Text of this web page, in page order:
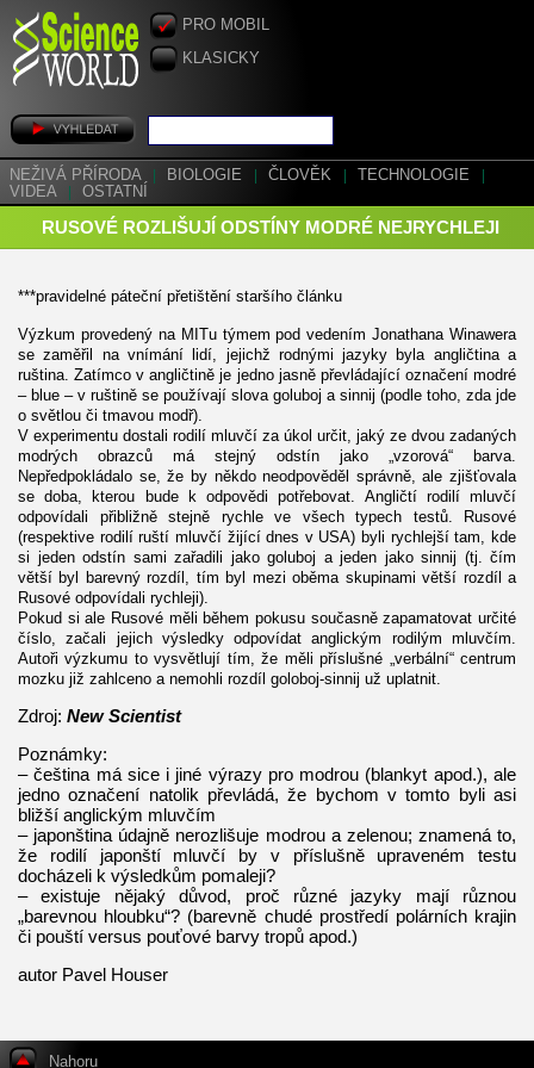
PRO MOBIL
KLASICKY
NEŽIVÁ PŘÍRODA BIOLOGIE ČLOVĚK TECHNOLOGIE
VIDEA
OSTATNÍ
RUSOVÉ ROZLIŠUJÍ ODSTÍNY MODRÉ NEJRYCHLEJI
***pravidelné páteční přetištění staršího článku
Výzkum provedený na MITu týmem pod vedením Jonathana Winawera
se zaměřil na vnímání lidí, jejichž rodnými jazyky byla angličtina a
ruština. Zatímco v angličtině je jedno jasně převládající označení modré
– blue – v ruštině se používají slova goluboj a sinnij (podle toho, zda jde
o světlou či tmavou modř).
V experimentu dostali rodilí mluvčí za úkol určit, jaký ze dvou zadaných
modrých obrazců má stejný odstín jako „vzorová“ barva.
Nepředpokládalo se, že by někdo neodpověděl správně, ale zjišťovala
se doba, kterou bude k odpovědi potřebovat. Angličtí rodilí mluvčí
odpovídali přibližně stejně rychle ve všech typech testů. Rusové
(respektive rodilí ruští mluvčí žijící dnes v USA) byli rychlejší tam, kde
si jeden odstín sami zařadili jako goluboj a jeden jako sinnij (tj. čím
větší byl barevný rozdíl, tím byl mezi oběma skupinami větší rozdíl a
Rusové odpovídali rychleji).
Pokud si ale Rusové měli během pokusu současně zapamatovat určité
číslo, začali jejich výsledky odpovídat anglickým rodilým mluvčím.
Autoři výzkumu to vysvětlují tím, že měli příslušné „verbální“ centrum
mozku již zahlceno a nemohli rozdíl goloboj-sinnij už uplatnit.
Zdroj: New Scientist
Poznámky:
– čeština má sice i jiné výrazy pro modrou (blankyt apod.), ale
jedno označení natolik převládá, že bychom v tomto byli asi
bližší anglickým mluvčím
– japonština údajně nerozlišuje modrou a zelenou; znamená to,
že rodilí japonští mluvčí by v příslušně upraveném testu
docházeli k výsledkům pomaleji?
– existuje nějaký důvod, proč různé jazyky mají různou
„barevnou hloubku“? (barevně chudé prostředí polárních krajin
či pouští versus pouťové barvy tropů apod.)
autor Pavel Houser
Nahoru